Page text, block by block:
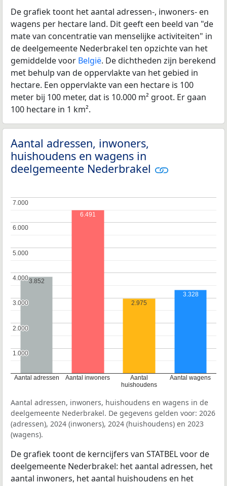
De grafiek toont het aantal adressen-, inwoners- en
wagens per hectare land. Dit geeft een beeld van "de
mate van concentratie van menselijke activiteiten" in
de deelgemeente Nederbrakel ten opzichte van het
gemiddelde voor België. De dichtheden zijn berekend
met behulp van de oppervlakte van het gebied in
hectare. Een oppervlakte van een hectare is 100
meter bij 100 meter, dat is 10.000 m² groot. Er gaan
100 hectare in 1 km².
Aantal adressen, inwoners,
huishoudens en wagens in
deelgemeente Nederbrakel
Aantal adressen Aantal inwoners
Aantal
huishoudens
Aantal wagens
1.000
1.000
2.000
2.000
3.000
3.000
4.000
4.000
5.000
5.000
6.000
6.000
7.000
7.000
3.852
6.491
2.975
3.328
Aantal adressen, inwoners, huishoudens en wagens in de
deelgemeente Nederbrakel. De gegevens gelden voor: 2026
(adressen), 2024 (inwoners), 2024 (huishoudens) en 2023
(wagens).
De grafiek toont de kerncijfers van STATBEL voor de
deelgemeente Nederbrakel: het aantal adressen, het
aantal inwoners, het aantal huishoudens en het